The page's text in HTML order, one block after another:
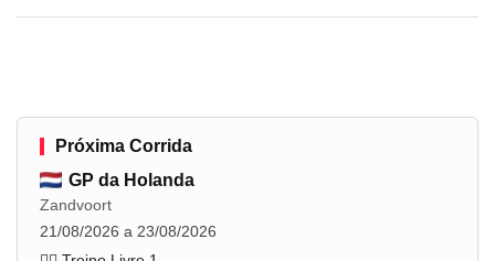
Próxima Corrida
GP da Holanda
Zandvoort
21/08/2026 a 23/08/2026